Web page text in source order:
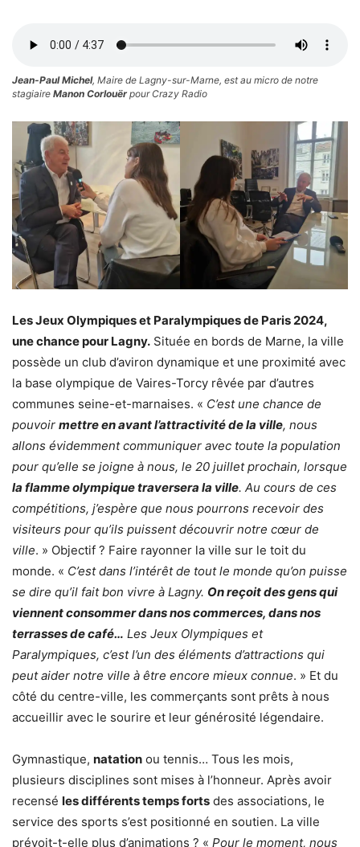
Jean-Paul Michel, Maire de Lagny-sur-Marne, est au micro de notre
stagiaire Manon Corlouër pour Crazy Radio
Les Jeux Olympiques et Paralympiques de Paris 2024,
une chance pour Lagny. Située en bords de Marne, la ville
possède un club d’aviron dynamique et une proximité avec
la base olympique de Vaires-Torcy rêvée par d’autres
communes seine-et-marnaises. « C’est une chance de
pouvoir mettre en avant l’attractivité de la ville, nous
allons évidemment communiquer avec toute la population
pour qu’elle se joigne à nous, le 20 juillet prochain, lorsque
la flamme olympique traversera la ville. Au cours de ces
compétitions, j’espère que nous pourrons recevoir des
visiteurs pour qu’ils puissent découvrir notre cœur de
ville. » Objectif ? Faire rayonner la ville sur le toit du
monde. « C’est dans l’intérêt de tout le monde qu’on puisse
se dire qu’il fait bon vivre à Lagny. On reçoit des gens qui
viennent consommer dans nos commerces, dans nos
terrasses de café… Les Jeux Olympiques et
Paralympiques, c’est l’un des éléments d’attractions qui
peut aider notre ville à être encore mieux connue. » Et du
côté du centre-ville, les commerçants sont prêts à nous
accueillir avec le sourire et leur générosité légendaire.
Gymnastique, natation ou tennis… Tous les mois,
plusieurs disciplines sont mises à l’honneur. Après avoir
recensé les différents temps forts des associations, le
service des sports s’est positionné en soutien. La ville
prévoit-t-elle plus d’animations ? « Pour le moment, nous